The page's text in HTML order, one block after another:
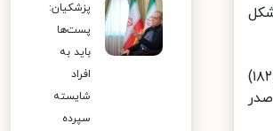
نمایندگان مردم در جلسه علنی روز سه‌شنبه مجلس شورای اسلامی با دو فوریت طرح اصلاح ماده (۱۸۲)
پزشکیان:
پست‌ها
باید به
افراد
شایسته
سپرده